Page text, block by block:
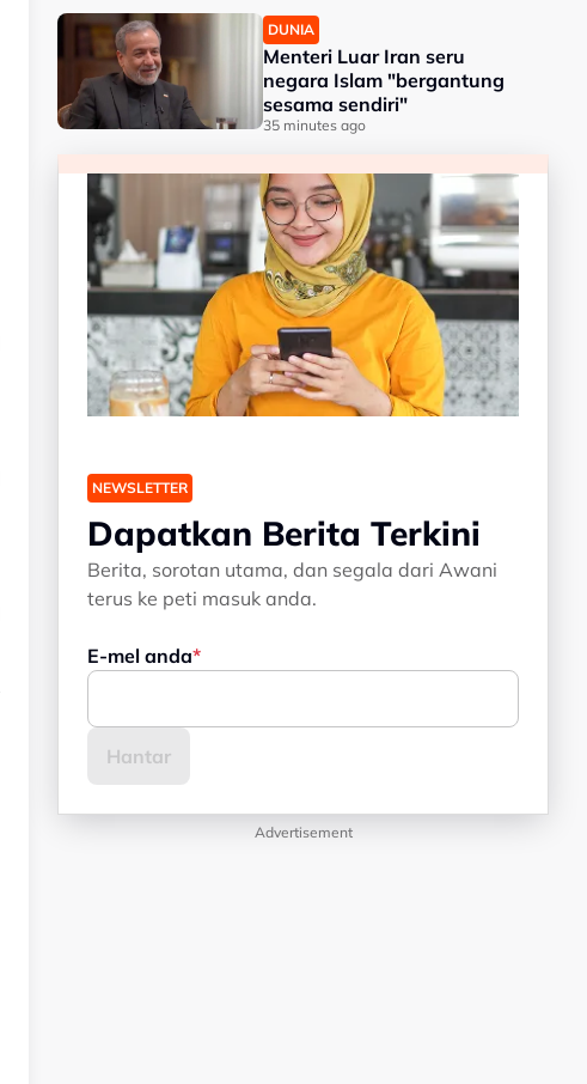
DUNIA
Menteri Luar Iran seru
negara Islam "bergantung
sesama sendiri"
35 minutes ago
NEWSLETTER
Dapatkan Berita Terkini
Berita, sorotan utama, dan segala dari Awani
terus ke peti masuk anda.
E-mel anda
Advertisement